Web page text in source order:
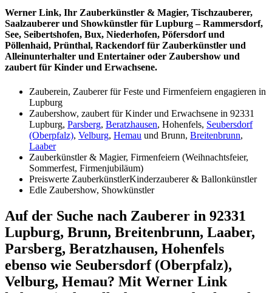
Werner Link, Ihr Zauberkünstler & Magier, Tischzauberer,
Saalzauberer und Showkünstler für Lupburg – Rammersdorf,
See, Seibertshofen, Bux, Niederhofen, Pöfersdorf und
Pöllenhaid, Prünthal, Rackendorf für Zauberkünstler und
Alleinunterhalter und Entertainer oder Zaubershow und
zaubert für Kinder und Erwachsene.
Zauberein, Zauberer für Feste und Firmenfeiern engagieren in
Lupburg
Zaubershow, zaubert für Kinder und Erwachsene in 92331
Lupburg, Parsberg, Beratzhausen, Hohenfels, Seubersdorf
(Oberpfalz), Velburg, Hemau und Brunn, Breitenbrunn,
Laaber
Zauberkünstler & Magier, Firmenfeiern (Weihnachtsfeier,
Sommerfest, Firmenjubiläum)
Preiswerte ZauberkünstlerKinderzauberer & Ballonkünstler
Edle Zaubershow, Showkünstler
Auf der Suche nach Zauberer in 92331
Lupburg, Brunn, Breitenbrunn, Laaber,
Parsberg, Beratzhausen, Hohenfels
ebenso wie Seubersdorf (Oberpfalz),
Velburg, Hemau? Mit Werner Link